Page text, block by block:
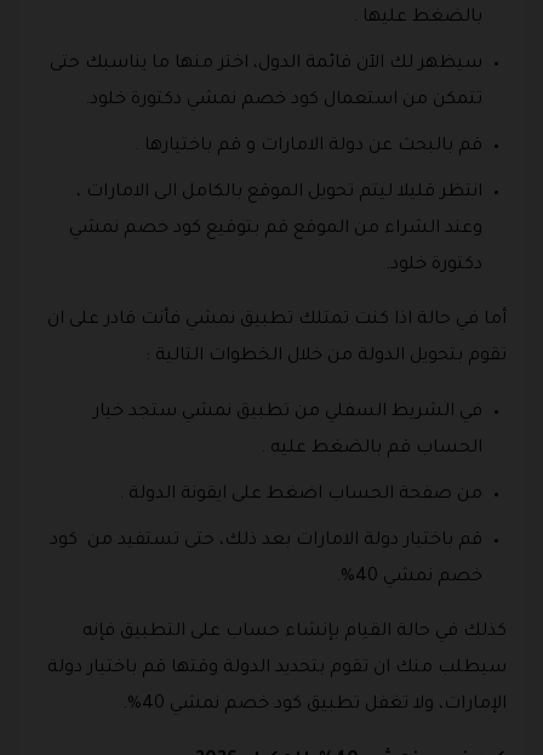
بالضغط عليها .
سيظهر لك الآن قائمة الدول، اختر منها ما يناسبك حتى
تتمكن من استعمال كود خصم نمشي دكتورة خلود.
قم بالبحث عن دولة الامارات و قم باختيارها .
انتظر قليلا ليتم تحويل الموقع بالكامل الى الامارات ،
وعند الشراء من الموقع قم بتوقيع كود خصم نمشي
دكتورة خلود.
أما في حالة اذا كنت تمتلك تطبيق نمشي فأنت قادر على ان
تقوم بتحويل الدولة من خلال الخطوات التالية :
في الشريط السفلي من تطبيق نمشي ستجد خيار
الحساب قم بالضغط عليه .
من صفحة الحساب اضغط على ايقونة الدولة .
قم باختيار دولة الامارات بعد ذلك، حتى تستفيد من كود
خصم نمشي 40%.
كذلك في حالة القيام بإنشاء حساب على التطبيق فإنه
سيطلب منك ان تقوم بتحديد الدولة وقتها قم باختيار دولة
الإمارات، ولا تغفل تطبيق كود خصم نمشي 40%.